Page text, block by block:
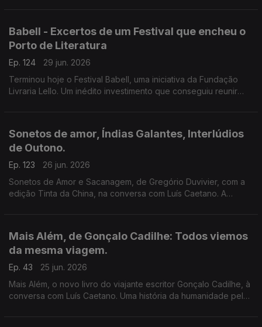
Babell - Excertos de um Festival que encheu o
Porto de Literatura
Ep. 124
29 jun. 2026
Terminou hoje o Festival Babell, uma iniciativa da Fundação
Livraria Lello. Um inédito investimento que conseguiu reunir
Conceição Evaristo, Milton Hatoum e Héctor Abad Faciolince.
Sonetos de amor, Índias Galantes, Interlúdios
de Outono.
Ep. 123
26 jun. 2026
Sonetos de Amor e Sacanagem, de Gregório Duvivier, com a
edição Tinta da China, na conversa com Luís Caetano. A
Mais Além, de Gonçalo Cadilhe: Todos viemos
da mesma viagem.
Ep. 43
25 jun. 2026
Mais Além, o novo livro do viajante escritor Gonçalo Cadilhe, à
conversa com Luís Caetano. Uma história da humanidade pela